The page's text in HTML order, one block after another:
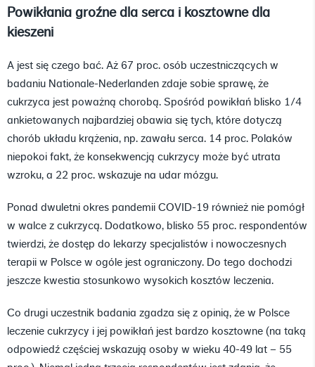
Powikłania groźne dla serca i kosztowne dla
kieszeni
A jest się czego bać. Aż 67 proc. osób uczestniczących w
badaniu Nationale-Nederlanden zdaje sobie sprawę, że
cukrzyca jest poważną chorobą. Spośród powikłań blisko 1/4
ankietowanych najbardziej obawia się tych, które dotyczą
chorób układu krążenia, np. zawału serca. 14 proc. Polaków
niepokoi fakt, że konsekwencją cukrzycy może być utrata
wzroku, a 22 proc. wskazuje na udar mózgu.
Ponad dwuletni okres pandemii COVID-19 również nie pomógł
w walce z cukrzycą. Dodatkowo, blisko 55 proc. respondentów
twierdzi, że dostęp do lekarzy specjalistów i nowoczesnych
terapii w Polsce w ogóle jest ograniczony. Do tego dochodzi
jeszcze kwestia stosunkowo wysokich kosztów leczenia.
Co drugi uczestnik badania zgadza się z opinią, że w Polsce
leczenie cukrzycy i jej powikłań jest bardzo kosztowne (na taką
odpowiedź częściej wskazują osoby w wieku 40-49 lat – 55